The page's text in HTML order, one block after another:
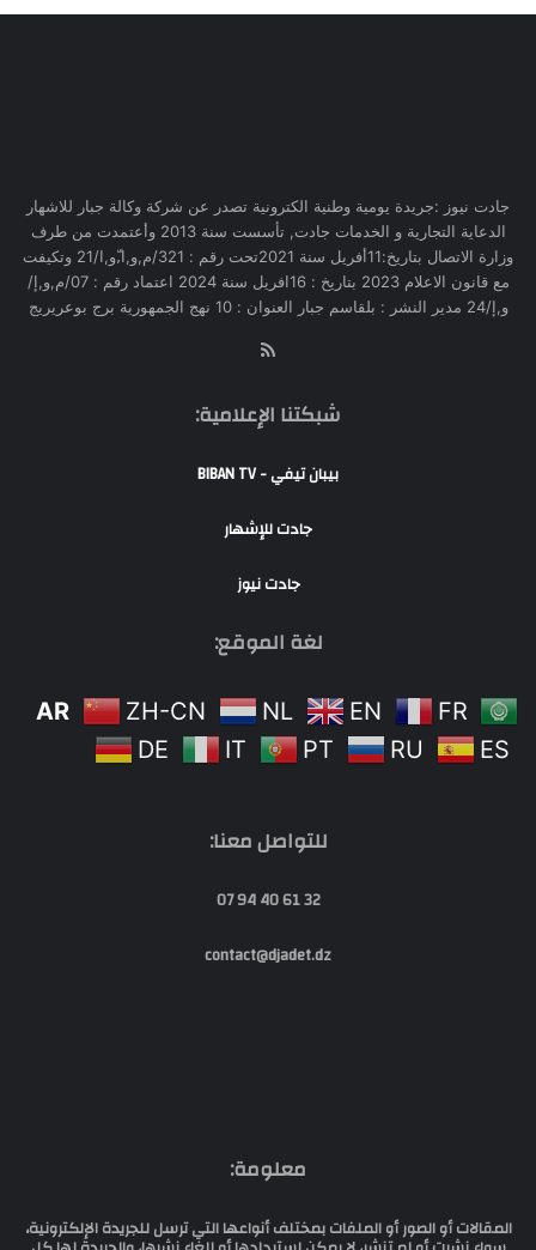
جادت نيوز :جريدة يومية وطنية الكترونية تصدر عن شركة وكالة جبار للاشهار
الدعاية التجارية و الخدمات جادت, تأسست سنة 2013 وأعتمدت من طرف
وزارة الاتصال بتاريخ:11أفريل سنة 2021تحت رقم : 321/م,و,ا,ّو,ا/21 وتكيفت
مع قانون الاعلام 2023 بتاريخ : 16افريل سنة 2024 اعتماد رقم : 07/م,و,إ/
و,إ/24 مدير النشر : بلقاسم جبار العنوان : 10 نهج الجمهورية برج بوعريريج
شبكتنا الإعلامية:
بيبان تيفي - BIBAN TV
جادت للإشهار
جادت نيوز
لغة الموقع:
AR ZH-CN NL EN
FR
DE
IT PT RU ES
للتواصل معنا:
32 61 40 94 07
contact@djadet.dz
معلومة:
المقالات أو الصور أو الملفات بمختلف أنواعها التي ترسل للجريدة الإلكترونية،